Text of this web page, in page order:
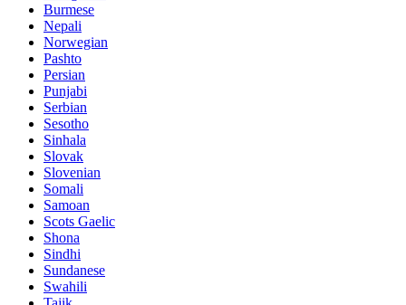
Burmese
Nepali
Norwegian
Pashto
Persian
Punjabi
Serbian
Sesotho
Sinhala
Slovak
Slovenian
Somali
Samoan
Scots Gaelic
Shona
Sindhi
Sundanese
Swahili